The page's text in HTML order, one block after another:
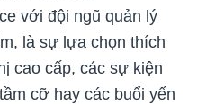
với đội ngũ quản lý
là sự lựa chọn thích
cao cấp, các sự kiện
cỡ hay các buổi yến